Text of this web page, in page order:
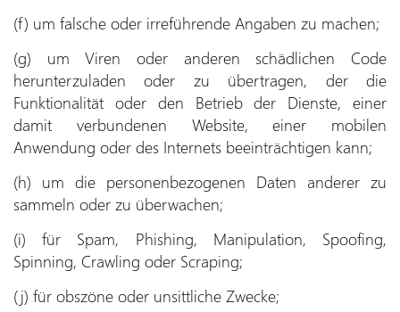
(f) um falsche oder irreführende Angaben zu machen;
(g) um Viren oder anderen schädlichen Code
herunterzuladen oder zu übertragen, der die
Funktionalität oder den Betrieb der Dienste, einer
damit verbundenen Website, einer mobilen
Anwendung oder des Internets beeinträchtigen kann;
(h) um die personenbezogenen Daten anderer zu
sammeln oder zu überwachen;
(i) für Spam, Phishing, Manipulation, Spoofing,
Spinning, Crawling oder Scraping;
(j) für obszöne oder unsittliche Zwecke;